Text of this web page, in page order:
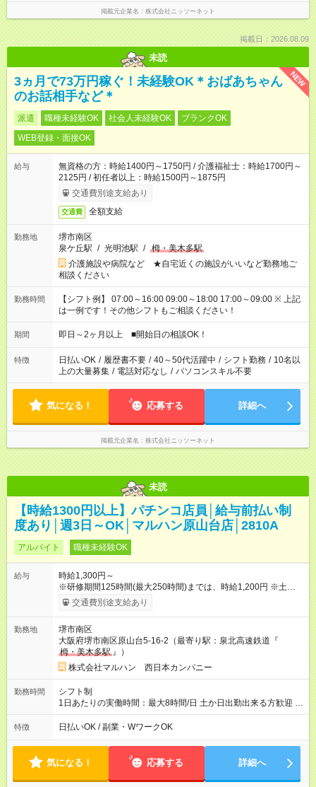
掲載元企業名 株式会社ニッソーネット
掲載日：2026.08.09
未読
NEW
3ヵ月で73万円稼ぐ！未経験OK＊おばあちゃん
のお話相手など＊
派遣 職種未経験OK 社会人未経験OK
ブランクOK
WEB登録・面接OK
給与
無資格の方：時給1400円～1750円 / 介護福祉士：時給1700円～
2125円 / 初任者以上：時給1500円～1875円
交通費別途支給あり
交通費 全額支給
勤務地
堺市南区
泉ケ丘駅 / 光明池駅 / 栂・美木多駅
介護施設や病院など ★自宅近くの施設がいいなど勤務地ご
相談ください
勤務時間
【シフト例】 07:00～16:00 09:00～18:00 17:00～09:00 ※ 上記
は一例です！その他シフトもご相談ください！
期間 即日～2ヶ月以上 ■開始日の相談OK！
特徴 日払いOK / 履歴書不要 / 40～50代活躍中 / シフト勤務 / 10名以
上の大量募集 / 電話対応なし / パソコンスキル不要
気になる！ 応募する 詳細へ
掲載元企業名 株式会社ニッソーネット
未読
【時給1300円以上】パチンコ店員│給与前払い制
度あり│週3日～OK│マルハン原山台店│2810A
アルバイト 職種未経験OK
給与
時給1,300円～
※研修期間125時間(最大250時間)までは、時給1,200円 ※土日祝
交通費別途支給あり
勤務地
堺市南区
大阪府堺市南区原山台5-16-2（最寄り駅：泉北高速鉄道『
栂・美木多駅 』）
株式会社マルハン 西日本カンパニー
勤務時間
シフト制
1日あたりの実働時間：最大8時間/日 土か日出勤出来る方歓迎 募
集時間帯：8:30-17:30/16:00-24:00 詳しくは下記お問い合わせ電
話番号へご連絡ください。 0120-314-508(9時～20時土日祝も受
特徴 日払いOK / 副業・WワークOK
気になる！ 応募する 詳細へ